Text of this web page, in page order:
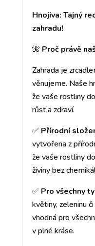
Hnojiva: Tajný
zahradu!
🌺 Proč právě
Zahrada je
věnujeme. Naše
že vaše rostliny
růst a zdraví.
✅ Přírodní
vytvořena z
že vaše rostliny
živiny bez
✅ Pro všechny
květiny, zeleninu
vhodná pro
v plné kráse.